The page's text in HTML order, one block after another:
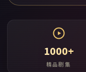
1000+
精品剧集